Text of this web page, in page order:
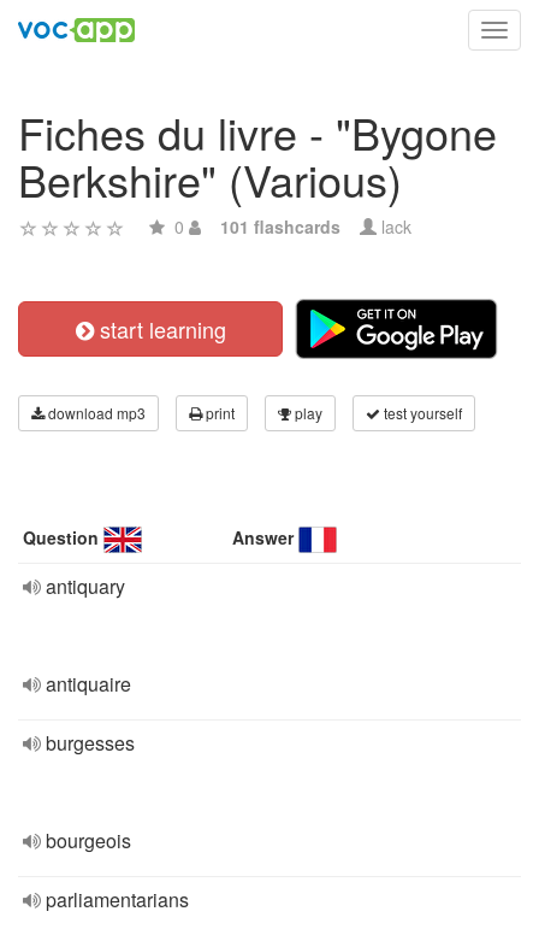
Fiches du livre - "Bygone
Berkshire" (Various)
0 101 flashcards lack
start learning
download mp3 print play test yourself
Question Answer
antiquary
antiquaire
burgesses
bourgeois
parliamentarians